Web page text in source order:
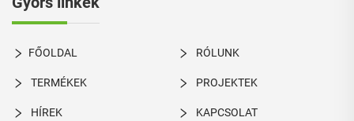
FŐOLDAL RÓLUNK
TERMÉKEK PROJEKTEK
HÍREK KAPCSOLAT